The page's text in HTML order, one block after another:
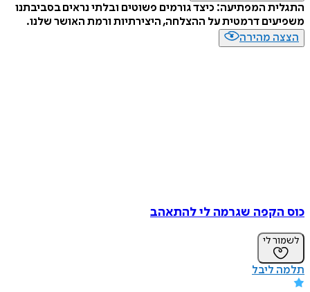
התגלית המפתיעה: כיצד גורמים פשוטים ובלתי נראים בסביבתנו
משפיעים דרמטית על ההצלחה, היצירתיות ורמת האושר שלנו.
הצצה מהירה
כוס הקפה שגרמה לי להתאהב
לשמור לי
תלמה ליבל